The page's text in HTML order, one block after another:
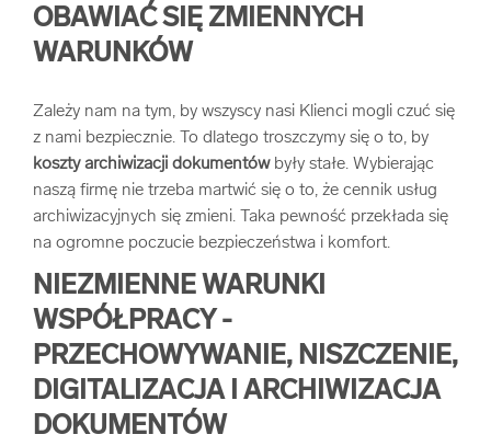
OBAWIAĆ SIĘ ZMIENNYCH
WARUNKÓW
Zależy nam na tym, by wszyscy nasi Klienci mogli czuć się
z nami bezpiecznie. To dlatego troszczymy się o to, by
koszty archiwizacji dokumentówbyły stałe. Wybierając
naszą firmę nie trzeba martwić się o to, że cennik usług
archiwizacyjnych się zmieni. Taka pewność przekłada się
na ogromne poczucie bezpieczeństwa i komfort.
NIEZMIENNE WARUNKI
WSPÓŁPRACY -
PRZECHOWYWANIE, NISZCZENIE,
DIGITALIZACJA I ARCHIWIZACJA
DOKUMENTÓW